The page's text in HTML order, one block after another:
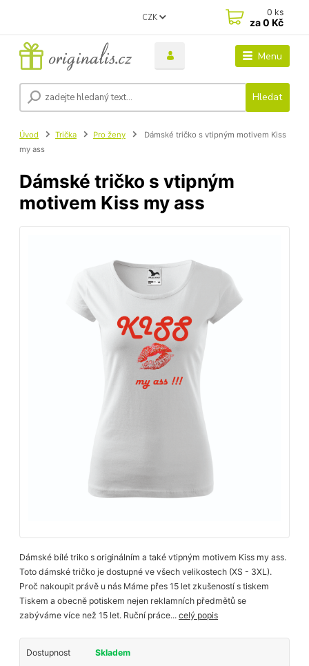
Menu
CZK
Hledat
0 ks
za0 Kč
Úvod Trička Pro ženy
Dámské tričko s vtipným motivem Kiss
my ass
Dámské tričko s vtipným
motivem Kiss my ass
Dámské bílé triko s originálním a také vtipným motivem Kiss my ass.
Toto dámské tričko je dostupné ve všech velikostech (XS - 3XL).
Proč nakoupit právě u nás Máme přes 15 let zkušeností s tiskem
Tiskem a obecně potiskem nejen reklamních předmětů se
zabýváme více než 15 let. Ruční práce...celý popis
Dostupnost
Skladem